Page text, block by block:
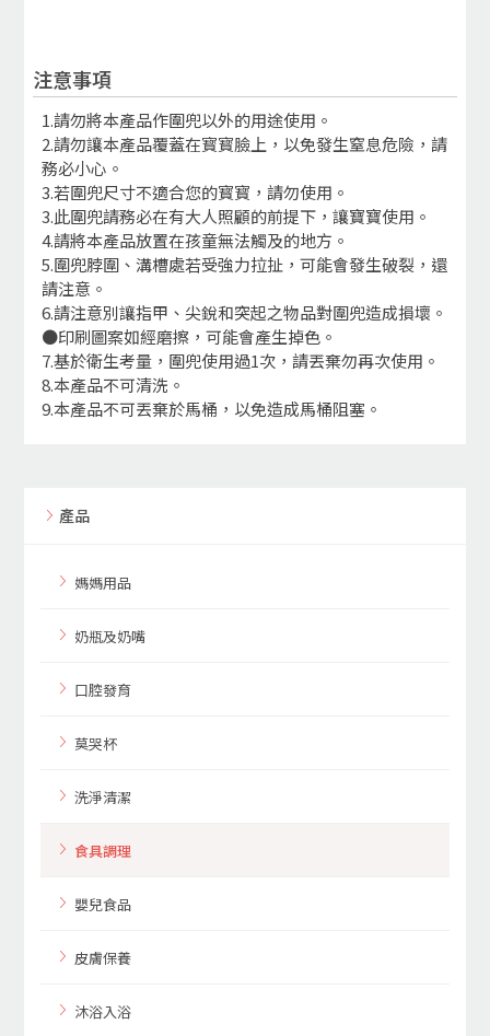
注意事項
1.請勿將本產品作圍兜以外的用途使用。
2.請勿讓本產品覆蓋在寳寳臉上，以免發生窒息危險，請
務必小心。
3.若圍兜尺寸不適合您的寳寳，請勿使用。
3.此圍兜請務必在有大人照顧的前提下，讓寶寶使用。
4.請將本產品放置在孩童無法觸及的地方。
5.圍兜脖圍、溝槽處若受強力拉扯，可能會發生破裂，還
請注意。
6.請注意別讓指甲、尖銳和突起之物品對圍兜造成損壞。
●印刷圖案如經磨擦，可能會產生掉色。
7.基於衛生考量，圍兜使用過1次，請丟棄勿再次使用。
8.本產品不可清洗。
9.本產品不可丟棄於馬桶，以免造成馬桶阻塞。
產品
媽媽用品
奶瓶及奶嘴
口腔發育
莫哭杯
洗淨清潔
食具調理
嬰兒食品
皮膚保養
沐浴入浴